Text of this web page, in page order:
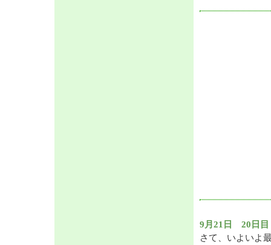
9月21日 20日
さて、いよいよ